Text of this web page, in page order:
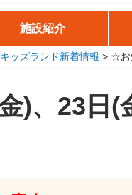
施設紹介
ッズランド新着情報 > ☆お
23日(